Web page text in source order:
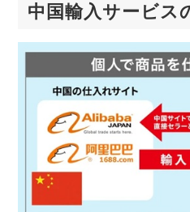
中国輸入サービス